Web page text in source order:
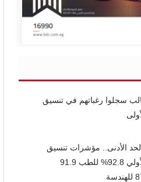
سجلوا رغباتهم في تنسيق
الأدنى.. مؤشرات تنسيق
المرحلة الأولي 92.8% للطب 91.9